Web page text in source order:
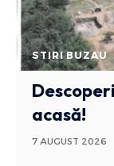
STIRI BUZAU
acasă!
7 AUGUST 2026